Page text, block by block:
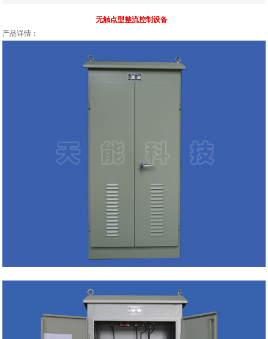
无触点型整流控制设备
产品详情：